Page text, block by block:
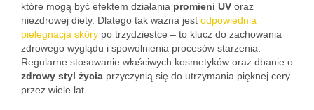
które mogą być efektem działania promieni UV oraz
niezdrowej diety. Dlatego tak ważna jest odpowiednia
pielęgnacja skóry po trzydziestce – to klucz do zachowania
zdrowego wyglądu i spowolnienia procesów starzenia.
Regularne stosowanie właściwych kosmetyków oraz dbanie o
zdrowy styl życia przyczynią się do utrzymania pięknej cery
przez wiele lat.